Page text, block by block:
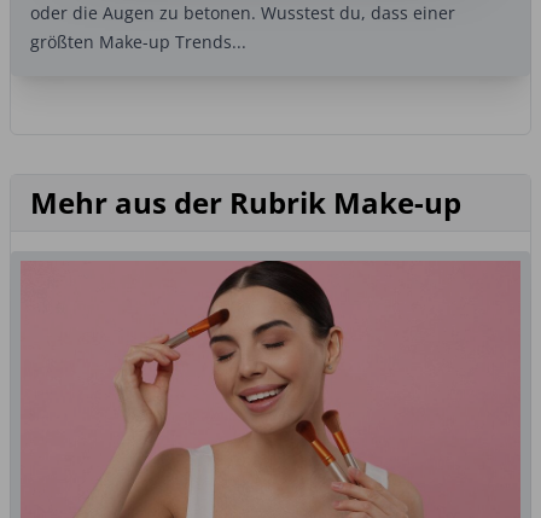
oder die Augen zu betonen. Wusstest du, dass einer
größten Make-up Trends...
Mehr aus der Rubrik Make-up